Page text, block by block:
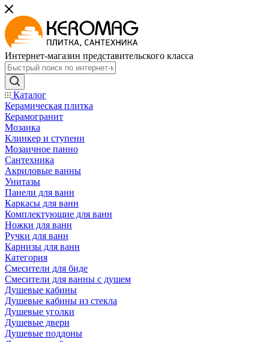
Интернет-магазин представительского класса
Каталог
Керамическая плитка
Керамогранит
Мозаика
Клинкер и ступени
Мозаичное панно
Сантехника
Акриловые ванны
Унитазы
Панели для ванн
Каркасы для ванн
Комплектующие для ванн
Ножки для ванн
Ручки для ванн
Карнизы для ванн
Категория
Смесители для биде
Смесители для ванны с душем
Душевые кабины
Душевые кабины из стекла
Душевые уголки
Душевые двери
Душевые поддоны